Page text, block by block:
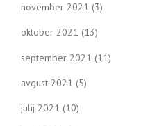
november 2021 (3)
oktober 2021 (13)
september 2021 (11)
avgust 2021 (5)
julij 2021 (10)